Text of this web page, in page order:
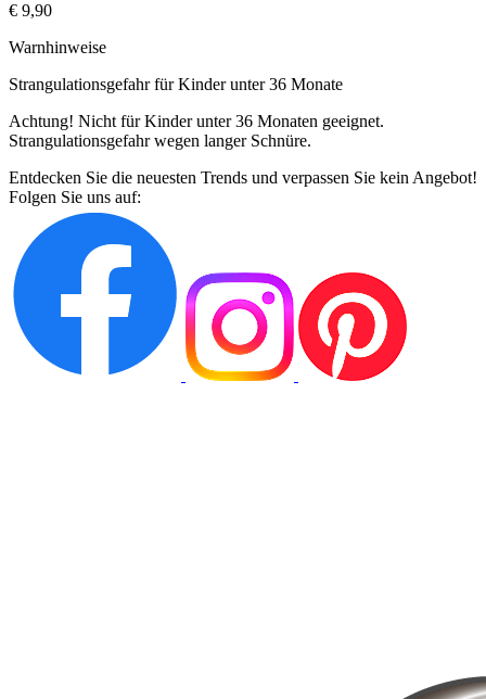
€ 9,90
Warnhinweise
Strangulationsgefahr für Kinder unter 36 Monate
Achtung! Nicht für Kinder unter 36 Monaten geeignet.
Strangulationsgefahr wegen langer Schnüre.
Entdecken Sie die neuesten Trends und verpassen Sie kein Angebot!
Folgen Sie uns auf: